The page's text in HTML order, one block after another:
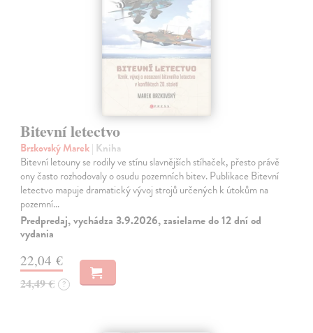
Bitevní letectvo
Brzkovský Marek| Kniha
Bitevní letouny se rodily ve stínu slavnějších stíhaček, přesto právě
ony často rozhodovaly o osudu pozemních bitev. Publikace Bitevní
letectvo mapuje dramatický vývoj strojů určených k útokům na
pozemní…
Predpredaj, vychádza 3.9.2026, zasielame do 12 dní od
vydania
22,04 €
24,49 € ?